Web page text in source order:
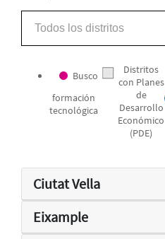
Todos los distritos
Busco
formación
tecnológica
Distritos
con Planes
de
Desarrollo
Económico
(PDE)
Ciutat Vella
Eixample